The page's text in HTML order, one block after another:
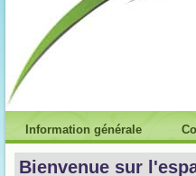
Information générale
Bienvenue sur